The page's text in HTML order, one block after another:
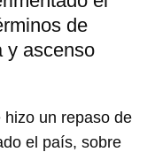
de
y ascenso
un repaso de
el país, sobre